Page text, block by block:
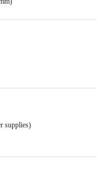
supplies)